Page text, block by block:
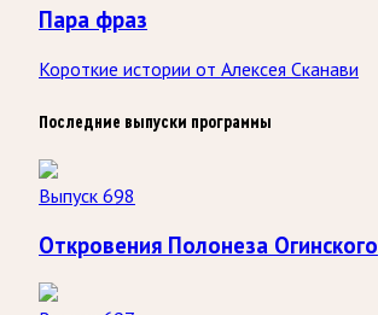
Пара фраз
Короткие истории от Алексея Сканави
Последние выпуски программы
Выпуск 698
Откровения Полонеза Огинского